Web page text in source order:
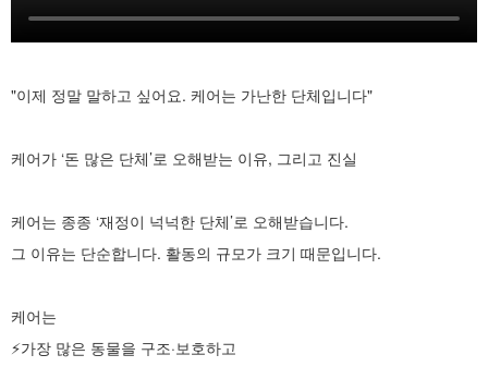
"이제 정말 말하고 싶어요. 케어는 가난한 단체입니다"
케어가 ‘돈 많은 단체’로 오해받는 이유, 그리고 진실
케어는 종종 ‘재정이 넉넉한 단체’로 오해받습니다.
그 이유는 단순합니다. 활동의 규모가 크기 때문입니다.
케어는
⚡️가장 많은 동물을 구조·보호하고